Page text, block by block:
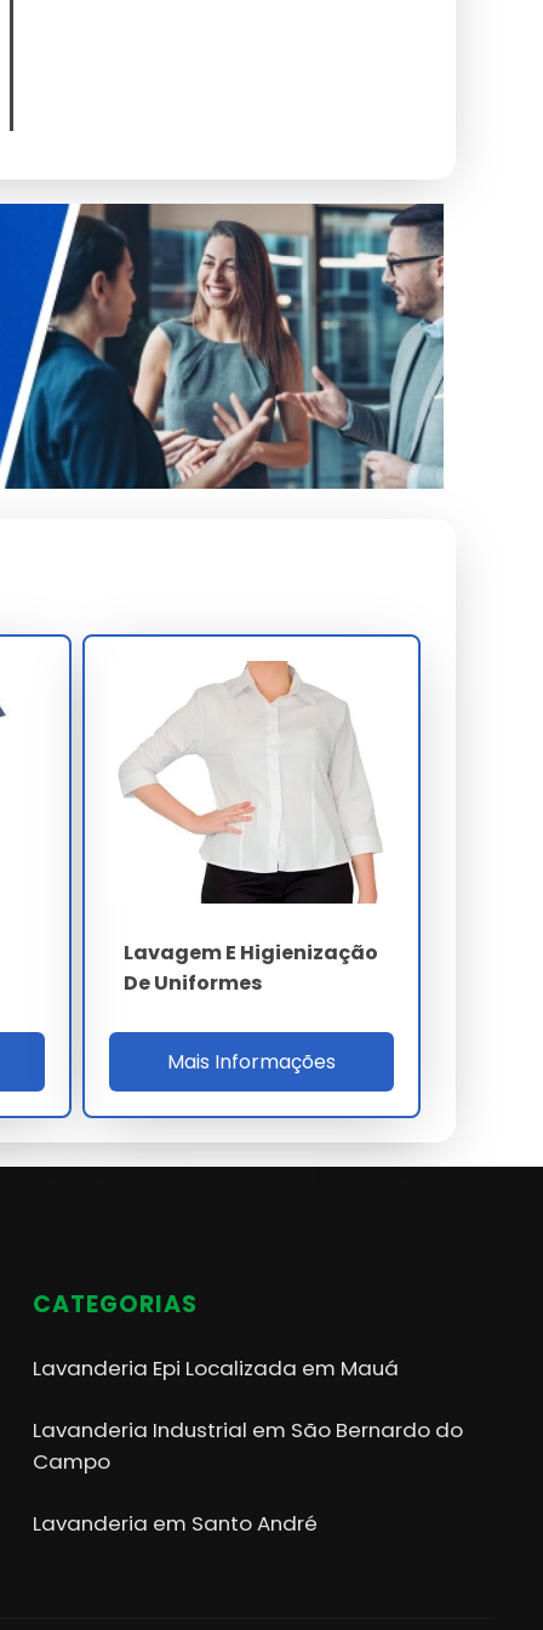
Lavagem E Higienização
De Uniformes
Mais Informações
CATEGORIAS
Lavanderia Epi Localizada em Mauá
Lavanderia Industrial em São Bernardo do
Campo
Lavanderia em Santo André